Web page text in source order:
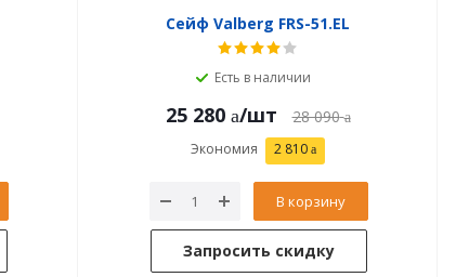
Сейф Valberg FRS-51.EL
Есть в наличии
25 280 /шт 28 090
Экономия 2 810
В корзину
Запросить скидку